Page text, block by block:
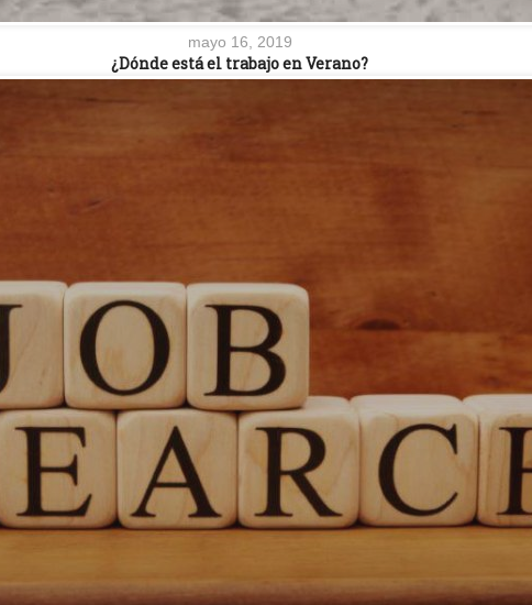
mayo 16, 2019
¿Dónde está el trabajo en Verano?